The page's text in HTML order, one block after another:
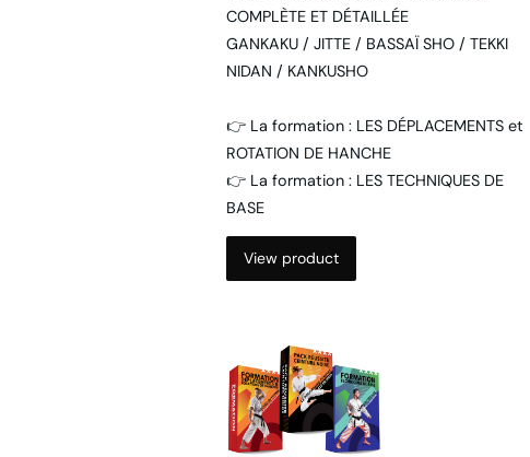
COMPLÈTE ET DÉTAILLÉE
GANKAKU / JITTE / BASSAÏ SHO / TEKKI
NIDAN / KANKUSHO
👉 La formation : LES DÉPLACEMENTS et
ROTATION DE HANCHE
👉 La formation : LES TECHNIQUES DE
BASE
View product